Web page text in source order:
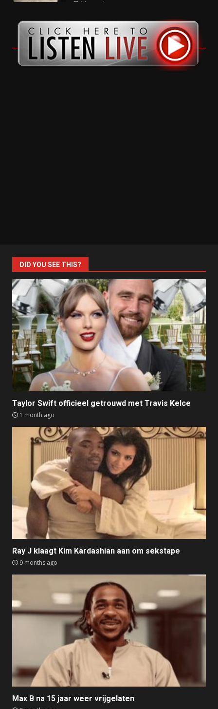
11 months ago
DID YOU SEE THIS?
Taylor Swift officieel getrouwd met Travis Kelce
1 month ago
Ray J klaagt Kim Kardashian aan om sekstape
9 months ago
Max B na 15 jaar weer vrijgelaten